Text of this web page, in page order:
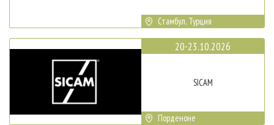
Стамбул, Турция
20-23.10.2026
SICAM
Порденоне